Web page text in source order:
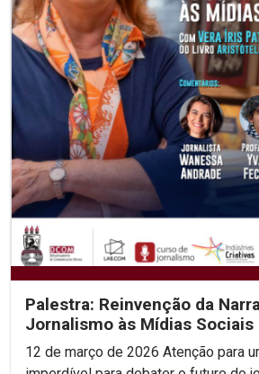
Palestra: Reinvenção da
Jornalismo às Mídias Sociais
12 de março de 2026 Atenção para um evento